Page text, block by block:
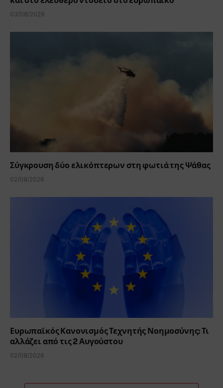
03/08/2026
Σύγκρουση δύο ελικόπτερων στη φωτιά της Ψάθας
02/08/2026
Ευρωπαϊκός Κανονισμός Τεχνητής Νοημοσύνης: Τι
αλλάζει από τις 2 Αυγούστου
02/08/2026